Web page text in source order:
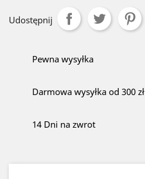
Udostępnij
Pewna wysyłka
Darmowa wysyłka od 300 zł
14 Dni na zwrot